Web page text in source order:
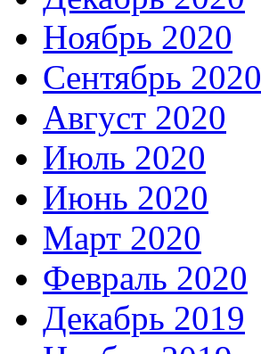
Ноябрь 2020
Сентябрь 2020
Август 2020
Июль 2020
Июнь 2020
Март 2020
Февраль 2020
Декабрь 2019